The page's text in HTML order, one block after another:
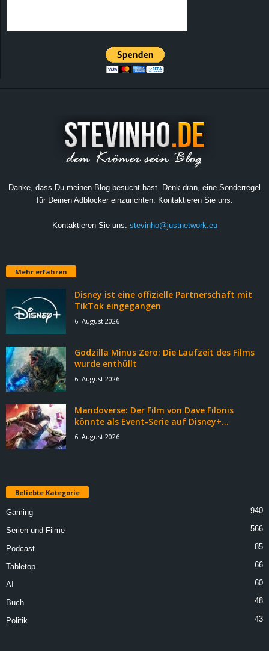
Danke, dass Du meinen Blog besucht hast. Denk dran, eine Sonderregel
für Deinen Adblocker einzurichten. Kontaktieren Sie uns:
Kontaktieren Sie uns: stevinho@justnetwork.eu
Mehr erfahren
Disney ist eine offizielle Partnerschaft mit
TikTok eingegangen
6. August 2026
Godzilla Minus Zero: Die Laufzeit des Films
wurde enthüllt
6. August 2026
Mandoverse: Der Film von Dave Filonis
könnte als Event-Serie auf Disney+...
6. August 2026
Beliebte Kategorie
Gaming 940
Serien und Filme 566
Podcast 85
Tabletop 66
AI 60
Buch 48
Politik 43